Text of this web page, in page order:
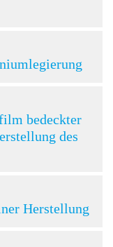
bedeckter
des
Herstellung